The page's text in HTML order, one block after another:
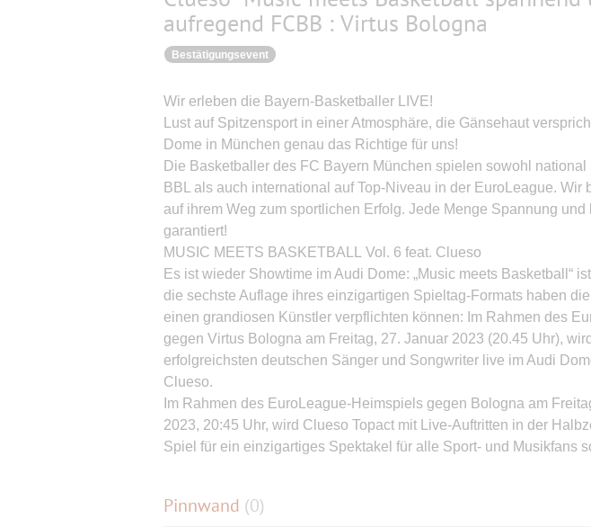
aufregend FCBB : Virtus Bologna
Bestätigungsevent
Wir erleben die Bayern-Basketballer LIVE!
Lust auf Spitzensport in einer Atmosphäre, die Gänsehaut
Dome in München genau das Richtige für uns!
Die Basketballer des FC Bayern München spielen sowohl
BBL als auch international auf Top-Niveau in der EuroLeague. Wir
auf ihrem Weg zum sportlichen Erfolg. Jede Menge Spannung
garantiert!
MUSIC MEETS BASKETBALL Vol. 6 feat. Clueso
Es ist wieder Showtime im Audi Dome: „Music meets Basketball“
die sechste Auflage ihres einzigartigen Spieltag-Formats haben
einen grandiosen Künstler verpflichten können: Im Rahmen des
gegen Virtus Bologna am Freitag, 27. Januar 2023 (20.45 Uhr),
erfolgreichsten deutschen Sänger und Songwriter live im Audi
Clueso.
Im Rahmen des EuroLeague-Heimspiels gegen Bologna am
2023, 20:45 Uhr, wird Clueso Topact mit Live-Auftritten in der
Spiel für ein einzigartiges Spektakel für alle Sport- und Musikfans
Pinnwand (0)